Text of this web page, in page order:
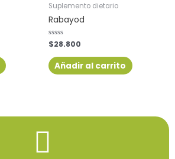
Suplemento dietario
Rabayod
Valorado
con
de
5
$28.800
Añadir al carrito